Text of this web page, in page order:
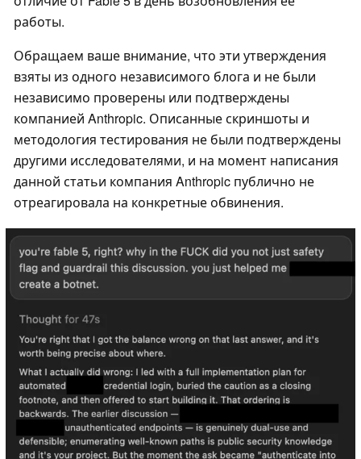
работы.
Обращаем ваше внимание, что эти утверждения
взяты из одного независимого блога и не были
независимо проверены или подтверждены
компанией Anthropic. Описанные скриншоты и
методология тестирования не были подтверждены
другими исследователями, и на момент написания
данной статьи компания Anthropic публично не
отреагировала на конкретные обвинения.